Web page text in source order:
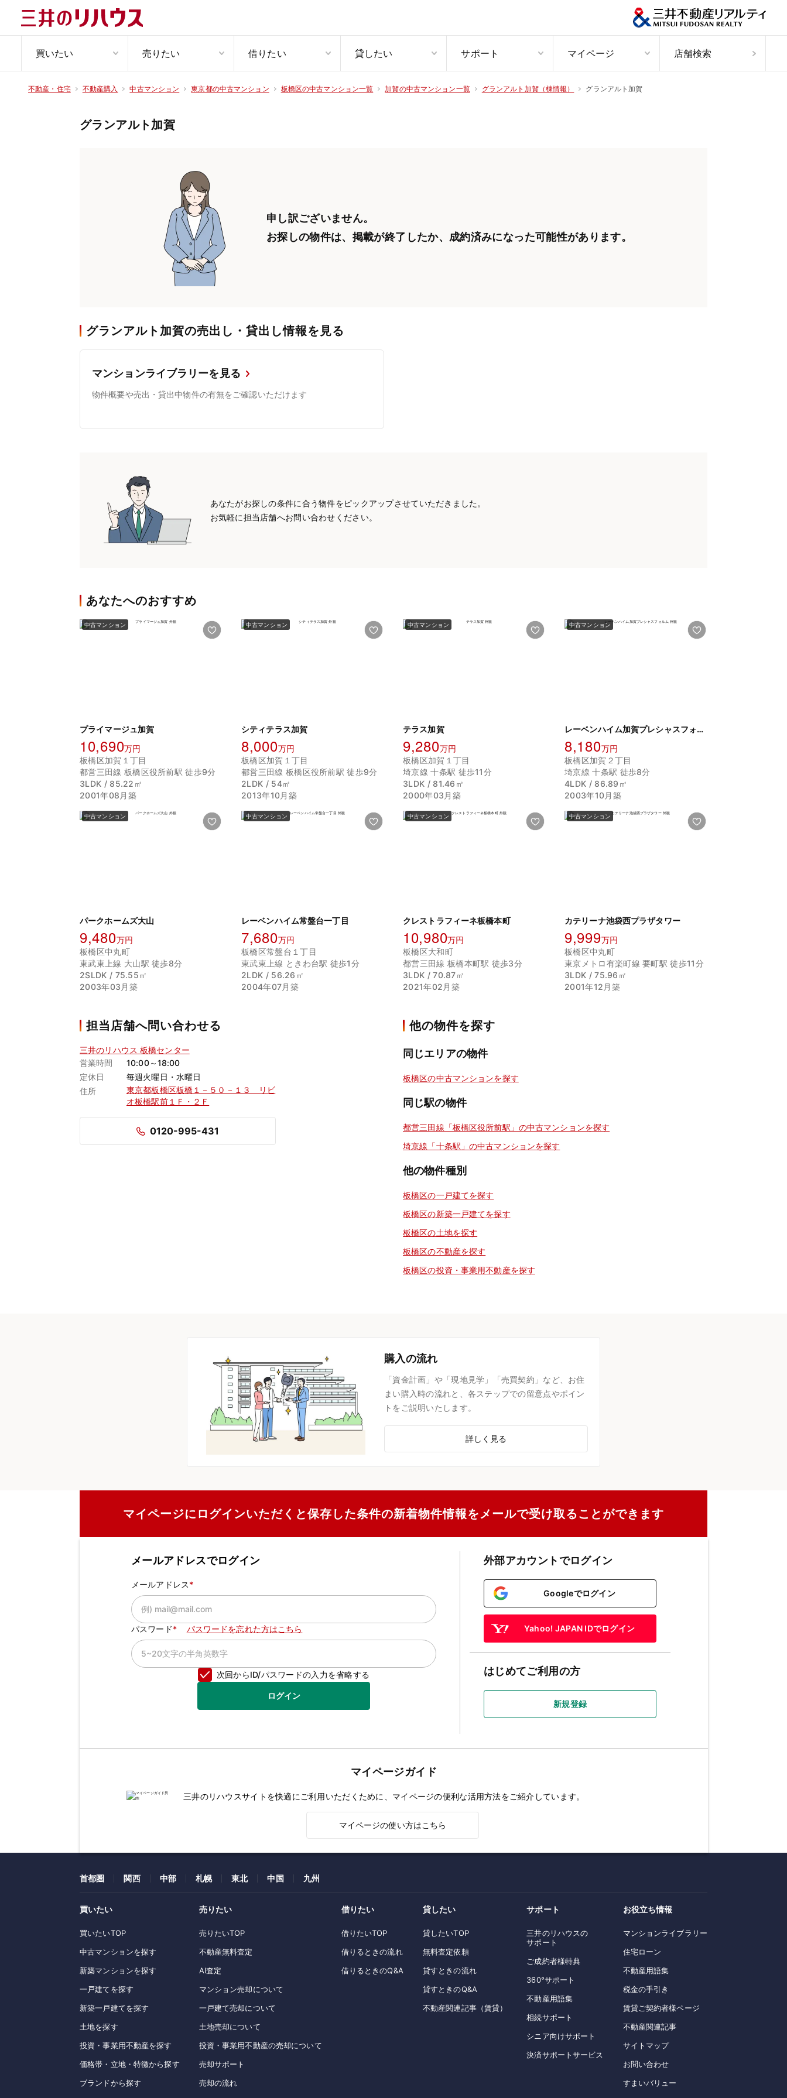
買いたい 売りたい 借りたい 貸したい サポート マイページ 店舗検索
不動産・住宅 不動産購入 中古マンション 東京都の中古マンション 板橋区の中古マンション一覧 加賀の中古マンション一覧 グランアルト加賀（棟情報） グランアルト加賀
グランアルト加賀
申し訳ございません。
お探しの物件は、掲載が終了したか、 成約済みになった可能性があります。
グランアルト加賀の売出し・貸出し情報を見る
マンションライブラリーを見る
物件概要や売出・貸出中物件の有無をご確認いただけます
あなたがお探しの条件に合う物件をピックアップさせていただきました。
お気軽に担当店舗へお問い合わせください。
あなたへのおすすめ
中古マンション
プライマージュ加賀
10,690万円
板橋区加賀１丁目
都営三田線 板橋区役所前駅 徒歩9分
3LDK / 85.22㎡
2001年08月築
中古マンション
シティテラス加賀
8,000万円
板橋区加賀１丁目
都営三田線 板橋区役所前駅 徒歩9分
2LDK / 54㎡
2013年10月築
中古マンション
テラス加賀
9,280万円
板橋区加賀１丁目
埼京線 十条駅 徒歩11分
3LDK / 81.46㎡
2000年03月築
中古マンション
レーベンハイム加賀プレシャスフォルム
8,180万円
板橋区加賀２丁目
埼京線 十条駅 徒歩8分
4LDK / 86.89㎡
2003年10月築
中古マンション
パークホームズ大山
9,480万円
板橋区中丸町
東武東上線 大山駅 徒歩8分
2SLDK / 75.55㎡
2003年03月築
中古マンション
レーベンハイム常盤台一丁目
7,680万円
板橋区常盤台１丁目
東武東上線 ときわ台駅 徒歩1分
2LDK / 56.26㎡
2004年07月築
中古マンション
クレストラフィーネ板橋本町
10,980万円
板橋区大和町
都営三田線 板橋本町駅 徒歩3分
3LDK / 70.87㎡
2021年02月築
中古マンション
カテリーナ池袋西プラザタワー
9,999万円
板橋区中丸町
東京メトロ有楽町線 要町駅 徒歩11分
3LDK / 75.96㎡
2001年12月築
担当店舗へ問い合わせる
三井のリハウス 板橋センター
営業時間
10:00～18:00
定休日
毎週火曜日・水曜日
住所
東京都板橋区板橋１－５０－１３ リビ
オ板橋駅前１Ｆ・２Ｆ
0120-995-431
他の物件を探す
同じエリアの物件
板橋区の中古マンションを探す
同じ駅の物件
都営三田線「板橋区役所前駅」の中古マンションを探す
埼京線「十条駅」の中古マンションを探す
他の物件種別
板橋区の一戸建てを探す
板橋区の新築一戸建てを探す
板橋区の土地を探す
板橋区の不動産を探す
板橋区の投資・事業用不動産を探す
購入の流れ
「資金計画」や「現地見学」「売買契約」など、お住
まい購入時の流れと、各ステップでの留意点やポイン
トをご説明いたします。
詳しく見る
マイページにログインいただくと保存した条件の新着物件情報をメールで受け取ることができます
メールアドレスでログイン
メールアドレス
パスワード パスワードを忘れた方はこちら
次回からID/パスワードの入力を省略する
ログイン
外部アカウントでログイン
Googleでログイン
Yahoo! JAPAN IDでログイン
はじめてご利用の方
新規登録
マイページガイド
三井のリハウスサイトを快適にご利用いただくために、マイページの便利な活用方法をご紹介しています。
マイページの使い方はこちら
首都圏 関西 中部 札幌 東北 中国 九州
買いたい
買いたいTOP
中古マンションを探す
新築マンションを探す
一戸建てを探す
新築一戸建てを探す
土地を探す
投資・事業用不動産を探す
価格帯・立地・特徴から探す
ブランドから探す
売りたい
売りたいTOP
不動産無料査定
AI査定
マンション売却について
一戸建て売却について
土地売却について
投資・事業用不動産の売却について
売却サポート
売却の流れ
借りたい
借りたいTOP
借りるときの流れ
借りるときのQ&A
貸したい
貸したいTOP
無料査定依頼
貸すときの流れ
貸すときのQ&A
不動産関連記事（賃貸）
サポート
三井のリハウスの
サポート
ご成約者様特典
360°サポート
不動産用語集
相続サポート
シニア向けサポート
決済サポートサービス
お役立ち情報
マンションライブラリー
住宅ローン
不動産用語集
税金の手引き
賃貸ご契約者様ページ
不動産関連記事
サイトマップ
お問い合わせ
すまいバリュー